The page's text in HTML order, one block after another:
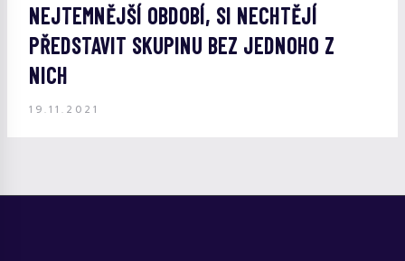
NEJTEMNĚJŠÍ OBDOBÍ, SI NECHTĚJÍ
PŘEDSTAVIT SKUPINU BEZ JEDNOHO Z
NICH
19.11.2021